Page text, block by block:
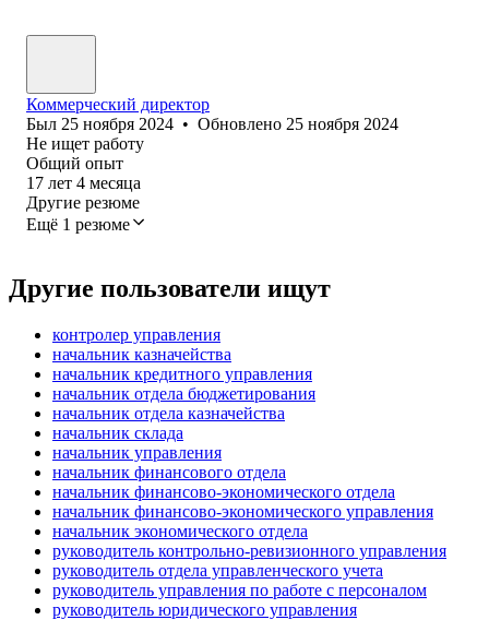
Коммерческий директор
Был 25 ноября 2024 • Обновлено 25 ноября 2024
Не ищет работу
Общий опыт
17 лет 4 месяца
Другие резюме
Ещё 1 резюме
Другие пользователи ищут
контролер управления
начальник казначейства
начальник кредитного управления
начальник отдела бюджетирования
начальник отдела казначейства
начальник склада
начальник управления
начальник финансового отдела
начальник финансово-экономического отдела
начальник финансово-экономического управления
начальник экономического отдела
руководитель контрольно-ревизионного управления
руководитель отдела управленческого учета
руководитель управления по работе с персоналом
руководитель юридического управления